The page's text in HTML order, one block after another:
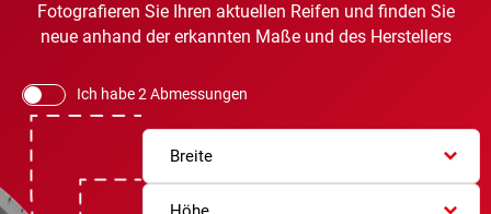
Fotografieren Sie Ihren aktuellen Reifen und finden Sie
neue anhand der erkannten Maße und des Herstellers
Ich habe 2 Abmessungen
Breite